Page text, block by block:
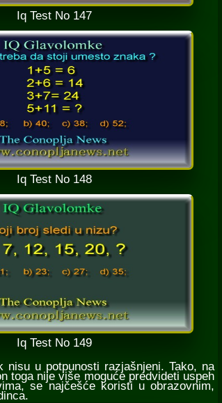
Iq Test No 147
Iq Test No 148
Iq Test No 149
u potpunosti razjašnjeni. Tako, na
toga nije više moguće predvideti uspeh
se najčešće koristi u obrazovnim,